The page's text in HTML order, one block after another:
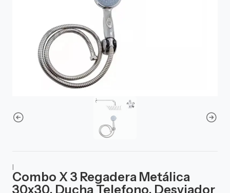
|
Combo X 3 Regadera Metálica
30x30, Ducha Telefono, Desviador